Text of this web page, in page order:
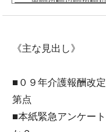
《主な見出し》
■０９年介護報酬改
第点
■本紙緊急アンケー